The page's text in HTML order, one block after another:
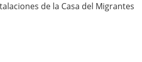
de la Casa del Migrantes